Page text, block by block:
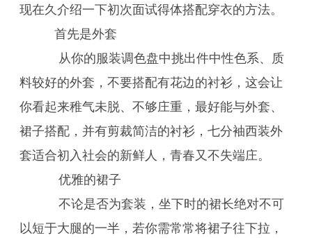
现在久介绍一下初次面试得体搭配穿衣的方法。
首先是外套
从你的服装调色盘中挑出件中性色系、质
料较好的外套，不要搭配有花边的衬衫，这会让
你看起来稚气未脱、不够庄重，最好能与外套、
裙子搭配，并有剪裁简洁的衬衫，七分袖西装外
套适合初入社会的新鲜人，青春又不失端庄。
优雅的裙子
不论是否为套装，坐下时的裙长绝对不可
以短于大腿的一半，若你需常常将裙子往下拉，